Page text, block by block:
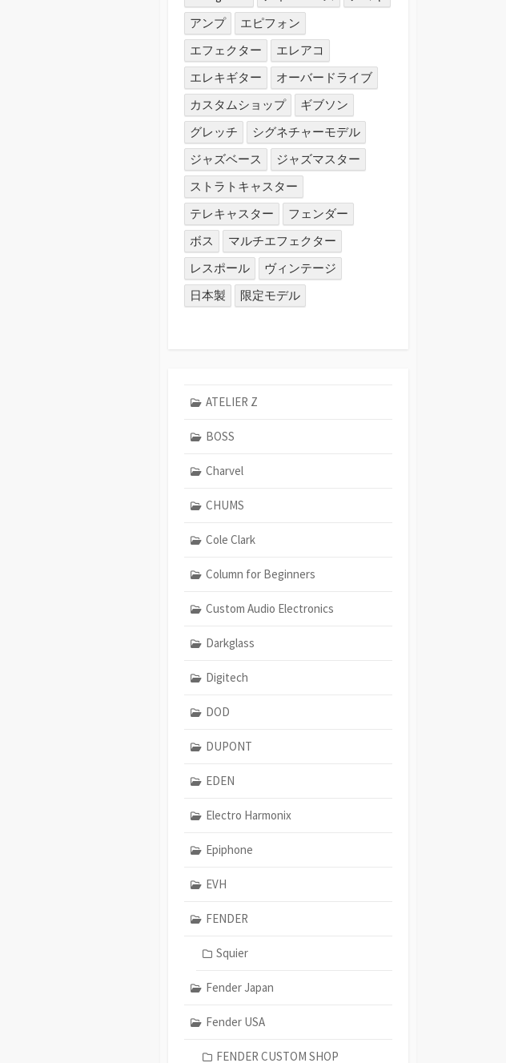
アンプ
エピフォン
エフェクター
エレアコ
エレキギター
オーバードライブ
カスタムショップ
ギブソン
グレッチ
シグネチャーモデル
ジャズベース
ジャズマスター
ストラトキャスター
テレキャスター
フェンダー
ボス
マルチエフェクター
レスポール
ヴィンテージ
日本製
限定モデル
ATELIER Z
BOSS
Charvel
CHUMS
Cole Clark
Column for Beginners
Custom Audio Electronics
Darkglass
Digitech
DOD
DUPONT
EDEN
Electro Harmonix
Epiphone
EVH
FENDER
Squier
Fender Japan
Fender USA
FENDER CUSTOM SHOP